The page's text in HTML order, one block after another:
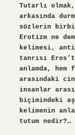
Tutarlı
arkasında
sözlerin
Erotizm ne
kelimesi,
tanrısı
anlamda,
arasındaki
insanlar
biçimindeki
kelimenin
tutum nedir?…